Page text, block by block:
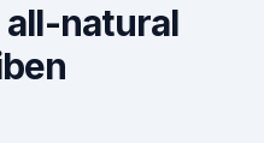
all-natural